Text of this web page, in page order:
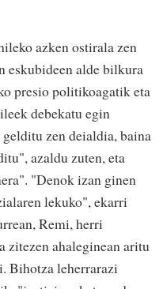
azken ostirala zen
eskubideen alde bilkura
presio politikoagatik eta
debekatu egin
zen deialdia, baina
azaldu zuten, eta
"Denok izan ginen
lekuko", ekarri
Remi, herri
zitezen ahaleginean aritu
Bihotza leherrarazi